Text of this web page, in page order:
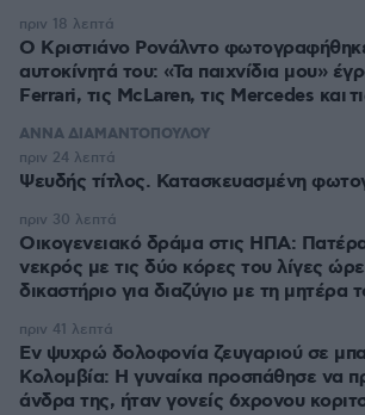
Ο Κριστιάνο Ρονάλντο
αυτοκίνητά του: «Τα παιχνίδια μου»
Ferrari, τις McLaren, τις Mercedes και
πριν 18 λεπτά
ΑΝΝΑ ΔΙΑΜΑΝΤΟΠΟΥΛΟΥ
Ψευδής τίτλος. Κατασκευασμένη
πριν 24 λεπτά
Οικογενειακό δράμα στις ΗΠΑ:
νεκρός με τις δύο κόρες του λίγες
δικαστήριο για διαζύγιο με τη μητέρα
πριν 30 λεπτά
Εν ψυχρώ δολοφονία ζευγαριού σε
Κολομβία: Η γυναίκα προσπάθησε να
άνδρα της, ήταν γονείς 6χρονου
πριν 41 λεπτά